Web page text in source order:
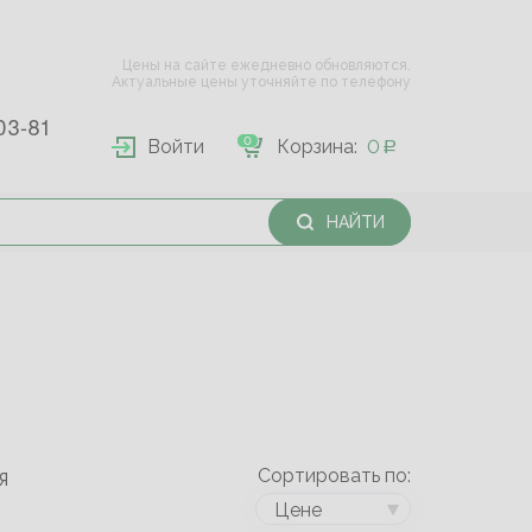
Цены на сайте ежедневно обновляются.
Актуальные цены уточняйте по телефону
81
Войти Корзина: 0
0
НАЙТИ
Я
Сортировать по:
Цене